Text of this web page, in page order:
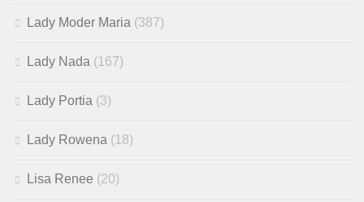
Lady Moder Maria (387)
Lady Nada (167)
Lady Portia (3)
Lady Rowena (18)
Lisa Renee (20)